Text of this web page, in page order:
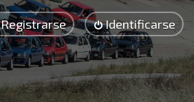
Identificarse
Registrarse